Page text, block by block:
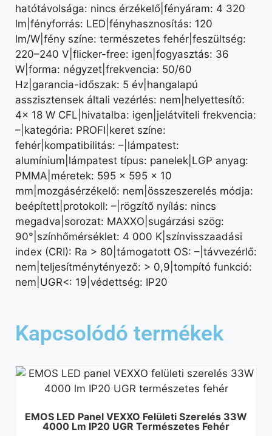
hatótávolsága: nincs érzékelő|fényáram: 4 320
lm|fényforrás: LED|fényhasznosítás: 120
lm/W|fény színe: természetes fehér|feszültség:
220–240 V|flicker-free: igen|fogyasztás: 36
W|forma: négyzet|frekvencia: 50/60
Hz|garancia-időszak: 5 év|hangalapú
asszisztensek általi vezérlés: nem|helyettesítő:
4× 18 W CFL|hivatalba: igen|jelátviteli frekvencia:
–|kategória: PROFI|keret színe:
fehér|kompatibilitás: –|lámpatest:
alumínium|lámpatest típus: panelek|LGP anyag:
PMMA|méretek: 595 × 595 × 10
mm|mozgásérzékelő: nem|összeszerelés módja:
beépített|protokoll: –|rögzítő nyílás: nincs
megadva|sorozat: MAXXO|sugárzási szög:
90°|színhőmérséklet: 4 000 K|színvisszaadási
index (CRI): Ra > 80|támogatott OS: –|távvezérlő:
nem|teljesítménytényező: > 0,9|tompító funkció:
nem|UGR<: 19|védettség: IP20
Kapcsolódó termékek
EMOS LED Panel VEXXO Felületi Szerelés 33W
4000 Lm IP20 UGR Természetes Fehér